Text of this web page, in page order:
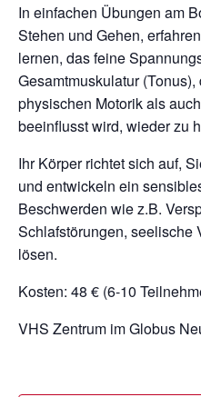
In einfachen Übungen am
Stehen und Gehen,
lernen, das feine
Gesamtmuskulatur
physischen Motorik als
beeinflusst wird, wieder zu
Ihr Körper richtet sich auf,
und entwickeln ein
Beschwerden wie z.B.
Schlafstörungen, seelische
lösen.
Kosten: 48 € (6-10
VHS Zentrum im Globus